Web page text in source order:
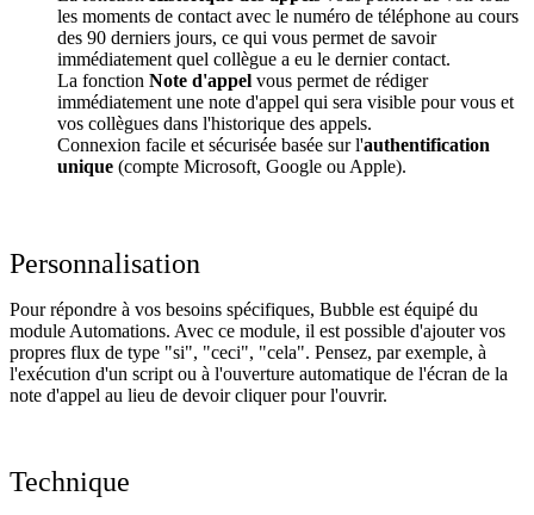
les moments de contact avec le numéro de téléphone au cours
des 90 derniers jours, ce qui vous permet de savoir
immédiatement quel collègue a eu le dernier contact.
La fonction Note d'appel vous permet de rédiger
immédiatement une note d'appel qui sera visible pour vous et
vos collègues dans l'historique des appels.
Connexion facile et sécurisée basée sur l'authentification
unique (compte Microsoft, Google ou Apple).
Personnalisation
Pour répondre à vos besoins spécifiques, Bubble est équipé du
module Automations. Avec ce module, il est possible d'ajouter vos
propres flux de type "si", "ceci", "cela". Pensez, par exemple, à
l'exécution d'un script ou à l'ouverture automatique de l'écran de la
note d'appel au lieu de devoir cliquer pour l'ouvrir.
Technique